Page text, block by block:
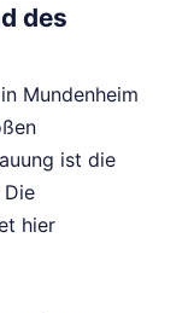
des
Mundenheim
ist die
Die
hier